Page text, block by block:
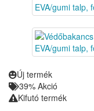
Új termék
39% Akció
Kifutó termék